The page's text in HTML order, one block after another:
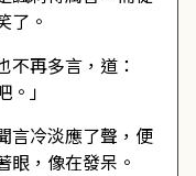
了。
不再多言，道：
」
言冷淡應了聲，便
眼，像在發呆。